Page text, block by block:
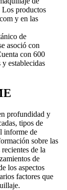
productos
y en las
de
asoció con
con 600
establecidas
profundidad y
tipos de
informe de
sobre las
de la
de
los aspectos
factores que